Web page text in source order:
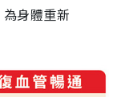
身體重新